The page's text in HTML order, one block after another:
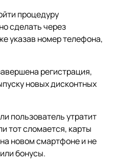
процедуру
сделать через
указав номер телефона,
регистрация,
новых дисконтных
пользователь утратит
тот сломается, карты
новом смартфоне и не
бонусы.